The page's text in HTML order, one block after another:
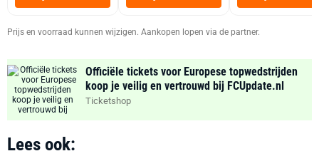
Zwart
Prijs en voorraad kunnen wijzigen. Aankopen lopen via de partner.
Officiële tickets voor Europese topwedstrijden
koop je veilig en vertrouwd bij FCUpdate.nl
Ticketshop
Lees ook: